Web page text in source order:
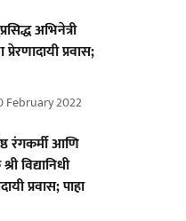
अभिनेत्री
प्रवास;
February 2022
रंगकर्मी आणि
विद्यानिधी
प्रवास; पाहा